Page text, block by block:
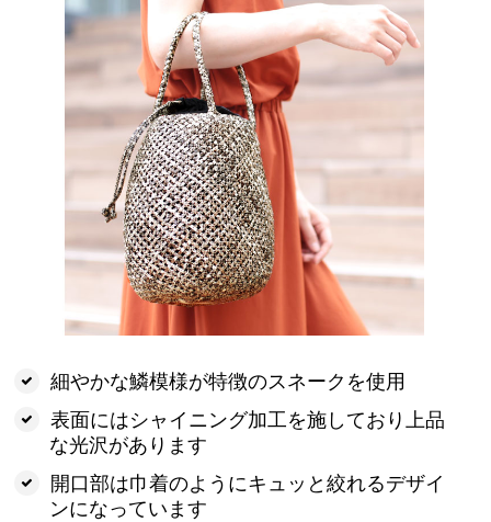
細やかな鱗模様が特徴のスネークを使用
表面にはシャイニング加工を施しており上品
な光沢があります
開口部は巾着のようにキュッと絞れるデザイ
ンになっています